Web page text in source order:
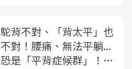
駝背不對、「背太平」也
不對！腰痛、無法平躺...
恐是「平背症候群」！教